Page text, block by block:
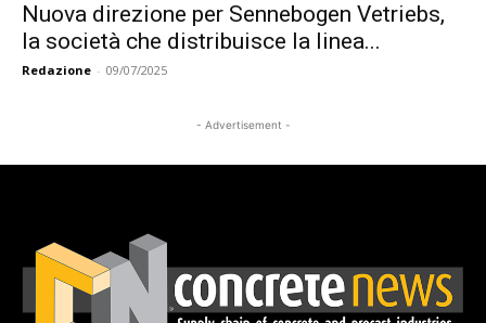
Nuova direzione per Sennebogen Vetriebs,
la società che distribuisce la linea...
Redazione - 09/07/2025
- Advertisement -